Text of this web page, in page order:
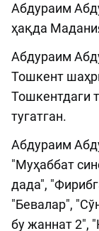
Абдураим
ҳақда
Абдураим
Тошкент
Тошкентдаги
тугатган.
Абдураим
"Муҳаббат
дада",
"Бевалар",
бу жаннат 2",